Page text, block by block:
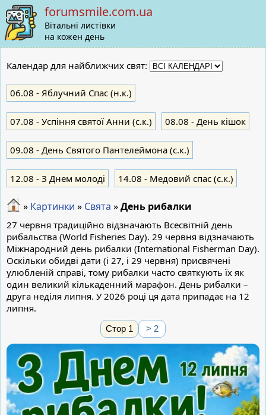
forumsmile.com.ua
Вітальні листівки
на кожен день
Календар для найближчих свят:
06.08 - Яблучний Cпас (н.к.)
07.08 - Успіння святої Анни (с.к.) 08.08 - День кішок
09.08 - День Святого Пантелеймона (с.к.)
12.08 - З Днем молоді 14.08 - Медовий спас (с.к.)
» Картинки » Свята »День рибалки
27 червня традиційно відзначають Всесвітній день
рибальства (World Fisheries Day). 29 червня відзначають
Міжнародний день рибалки (International Fisherman Day).
Оскільки обидві дати (і 27, і 29 червня) присвячені
улюбленій справі, тому рибалки часто святкують їх як
один великий кількаденний марафон. День рибалки –
друга неділя липня. У 2026 році ця дата припадає на 12
липня.
Стор 1 > 2